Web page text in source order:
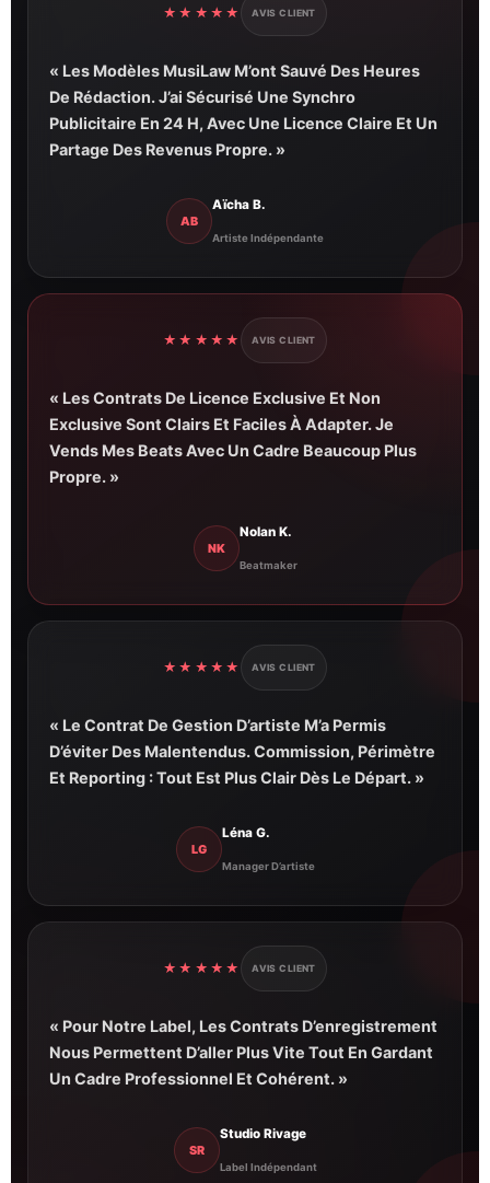
★★★★★ AVIS CLIENT
« Les Modèles MusiLaw M’ont Sauvé Des Heures
De Rédaction. J’ai Sécurisé Une Synchro
Publicitaire En 24 H, Avec Une Licence Claire Et Un
Partage Des Revenus Propre. »
AB
Aïcha B.
Artiste Indépendante
★★★★★ AVIS CLIENT
« Les Contrats De Licence Exclusive Et Non
Exclusive Sont Clairs Et Faciles À Adapter. Je
Vends Mes Beats Avec Un Cadre Beaucoup Plus
Propre. »
NK
Nolan K.
Beatmaker
★★★★★ AVIS CLIENT
« Le Contrat De Gestion D’artiste M’a Permis
D’éviter Des Malentendus. Commission, Périmètre
Et Reporting : Tout Est Plus Clair Dès Le Départ. »
LG
Léna G.
Manager D’artiste
★★★★★ AVIS CLIENT
« Pour Notre Label, Les Contrats D’enregistrement
Nous Permettent D’aller Plus Vite Tout En Gardant
Un Cadre Professionnel Et Cohérent. »
SR
Studio Rivage
Label Indépendant